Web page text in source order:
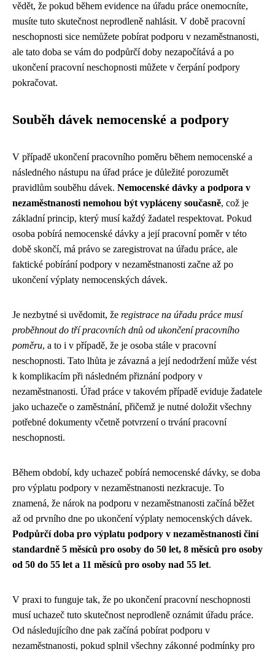
vědět, že pokud během evidence na úřadu práce onemocníte,
musíte tuto skutečnost neprodleně nahlásit. V době pracovní
neschopnosti sice nemůžete pobírat podporu v nezaměstnanosti,
ale tato doba se vám do podpůrčí doby nezapočítává a po
ukončení pracovní neschopnosti můžete v čerpání podpory
pokračovat.
Souběh dávek nemocenské a podpory
V případě ukončení pracovního poměru během nemocenské a
následného nástupu na úřad práce je důležité porozumět
pravidlům souběhu dávek. Nemocenské dávky a podpora v
nezaměstnanosti nemohou být vypláceny současně, což je
základní princip, který musí každý žadatel respektovat. Pokud
osoba pobírá nemocenské dávky a její pracovní poměr v této
době skončí, má právo se zaregistrovat na úřadu práce, ale
faktické pobírání podpory v nezaměstnanosti začne až po
ukončení výplaty nemocenských dávek.
Je nezbytné si uvědomit, že registrace na úřadu práce musí
proběhnout do tří pracovních dnů od ukončení pracovního
poměru, a to i v případě, že je osoba stále v pracovní
neschopnosti. Tato lhůta je závazná a její nedodržení může vést
k komplikacím při následném přiznání podpory v
nezaměstnanosti. Úřad práce v takovém případě eviduje žadatele
jako uchazeče o zaměstnání, přičemž je nutné doložit všechny
potřebné dokumenty včetně potvrzení o trvání pracovní
neschopnosti.
Během období, kdy uchazeč pobírá nemocenské dávky, se doba
pro výplatu podpory v nezaměstnanosti nezkracuje. To
znamená, že nárok na podporu v nezaměstnanosti začíná běžet
až od prvního dne po ukončení výplaty nemocenských dávek.
Podpůrčí doba pro výplatu podpory v nezaměstnanosti činí
standardně 5 měsíců pro osoby do 50 let, 8 měsíců pro osoby
od 50 do 55 let a 11 měsíců pro osoby nad 55 let.
V praxi to funguje tak, že po ukončení pracovní neschopnosti
musí uchazeč tuto skutečnost neprodleně oznámit úřadu práce.
Od následujícího dne pak začíná pobírat podporu v
nezaměstnanosti, pokud splnil všechny zákonné podmínky pro